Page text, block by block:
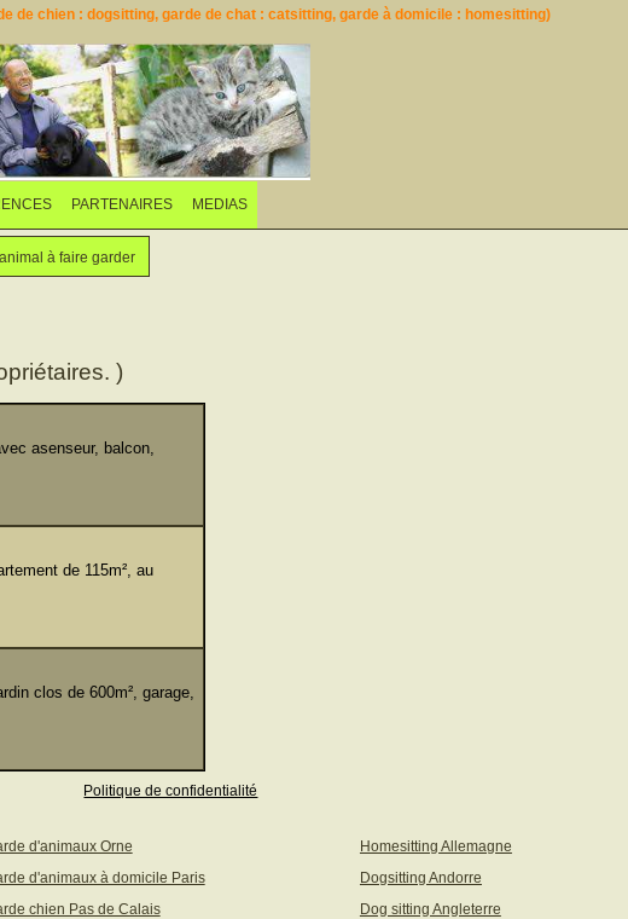
de chien : dogsitting, garde de chat : catsitting, garde à domicile : homesitting)
PARTENAIRES MEDIAS
à faire garder
)
asenseur, balcon,
de 115m², au
clos de 600m², garage,
Politique de confidentialité
d'animaux Orne
Homesitting Allemagne
d'animaux à domicile Paris
Dogsitting Andorre
chien Pas de Calais
Dog sitting Angleterre